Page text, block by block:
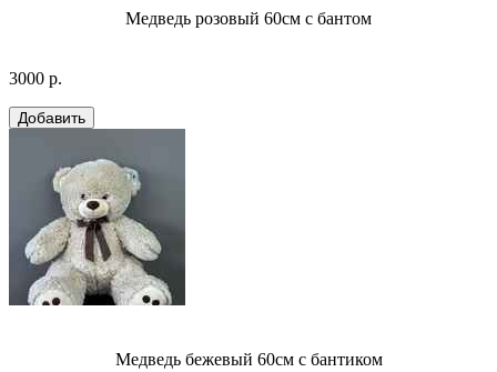
Медведь розовый 60см с бантом
3000 р.
Медведь бежевый 60см с бантиком